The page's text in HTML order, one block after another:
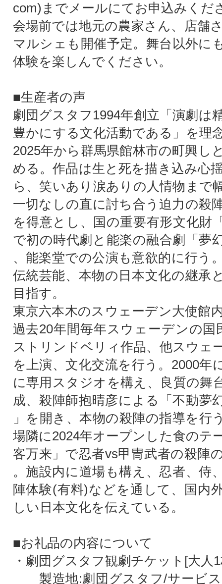
com)までメールにてお申込みくだ
会場前では地元の農家さん、店舗
マルシェも開催予定。舞台以外に
体験を楽しんでください。
■生産者の声
劇団グスタフ1994年創立「演劇は
豊かにする文化活動である」を理
2025年から群馬県館林市の町興し
める。作品は生と死を描き込み心
ら、笑いあり涙ありの人情物まで
一切なしの直に討ち合う迫力の殺
を得意とし、国の重要有形文化財
で初の時代劇と能楽の融合劇「夢
、能楽堂での公演も意欲的に行う
伝統芸能、本物の日本文化の継承
目指す。
東京六本木のスウェーデン大使館
過去20年間毎年スウェーデンの国
ストリンドベリィ作品、他スウェ
を上演、文化交流を行う。2000年
に専用スタジオを構え、良質の舞
成、殺陣師抱晴彦による「不動夢
」を開き、本物の殺陣の指導を行
場隣に2024年オープンした食のテ
客万来」で忍者vs甲冑武者の殺陣
。施設内に道場も構え、忍者、侍
陣体験(有料)などを通して、国内
しい日本文化を伝えている。
■お礼品の内容について
・劇団グスタフ観劇チケット[大人
製造地:劇団グスタフ/サービス